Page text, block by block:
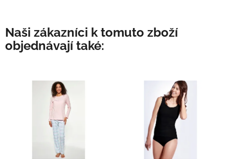
Naši zákazníci k tomuto zboží
objednávají také: